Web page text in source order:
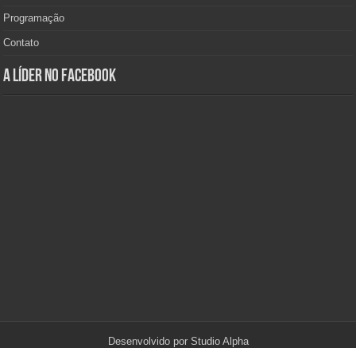
Programação
Contato
A Líder no Facebook
Desenvolvido por Studio Alpha